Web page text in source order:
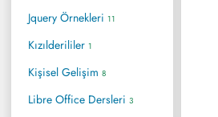
Jquery Örnekleri 11
Kızılderililer 1
Kişisel Gelişim 8
Libre Office Dersleri 3